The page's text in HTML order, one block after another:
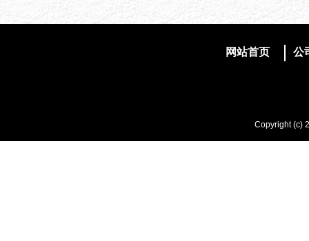
公
网站首页
Copyright (c)